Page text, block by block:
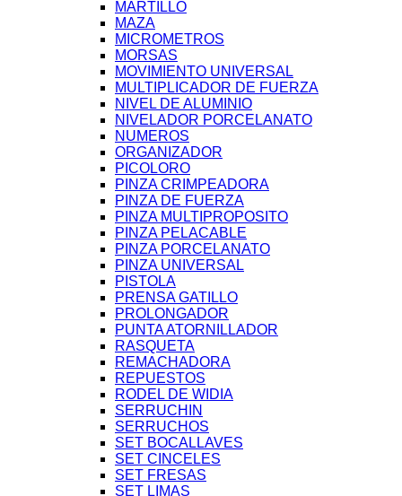
MARTILLO
MAZA
MICROMETROS
MORSAS
MOVIMIENTO UNIVERSAL
MULTIPLICADOR DE FUERZA
NIVEL DE ALUMINIO
NIVELADOR PORCELANATO
NUMEROS
ORGANIZADOR
PICOLORO
PINZA CRIMPEADORA
PINZA DE FUERZA
PINZA MULTIPROPOSITO
PINZA PELACABLE
PINZA PORCELANATO
PINZA UNIVERSAL
PISTOLA
PRENSA GATILLO
PROLONGADOR
PUNTA ATORNILLADOR
RASQUETA
REMACHADORA
REPUESTOS
RODEL DE WIDIA
SERRUCHIN
SERRUCHOS
SET BOCALLAVES
SET CINCELES
SET FRESAS
SET LIMAS